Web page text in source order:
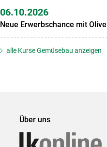
06.10.2026
Neue Erwerbschance mit
alle Kurse Gemüsebau anzeigen
Über uns